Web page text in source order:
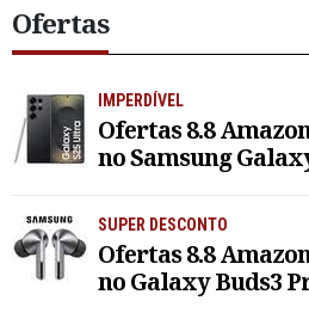
Ofertas
IMPERDÍVEL
Ofertas 8.8
no Samsung
SUPER DESCONTO
Ofertas 8.8
no Galaxy Buds3